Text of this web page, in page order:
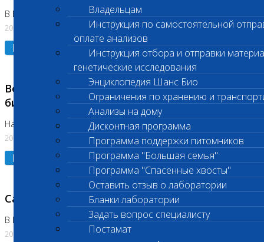
Владельцам
Инструкция по самостоятельной
оплате анализов
Инструкция отбора и отправки
генетические исследования
Энциклопедия Шанс Био
Ограничения по хранению и
Анализы на дому
Дисконтная программа
Программа поддержки питомников
Программа "Большая семья"
Программа "Спасенные хвосты"
Оставить отзыв о лаборатории
Бланки лаборатории
Задать вопрос специалисту
Постамат
В Бутово 21.07.2026
20.07.2026
Подробнее
Возобновлено выполнение срочных
биохимических исследований
На Нагорной
20.07.2026
Подробнее
Санитарный день
В Коломне 20.07.2026
20.07.2026